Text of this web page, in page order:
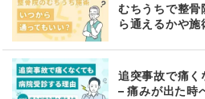
むちうちで整骨
ら通えるかや施
追突事故で痛く
– 痛みが出た時